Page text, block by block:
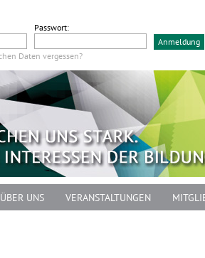
Passwort:
Daten vergessen?
ÜBER UNS VERANSTALTUNGEN